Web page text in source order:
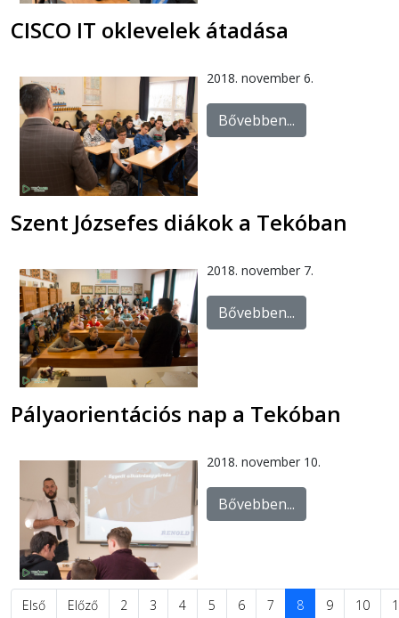
CISCO IT oklevelek átadása
2018. november 6.
Bővebben...
Szent Józsefes diákok a Tekóban
2018. november 7.
Bővebben...
Pályaorientációs nap a Tekóban
2018. november 10.
Bővebben...
Első Előző 2 3 4 5 6 7 8 9 10